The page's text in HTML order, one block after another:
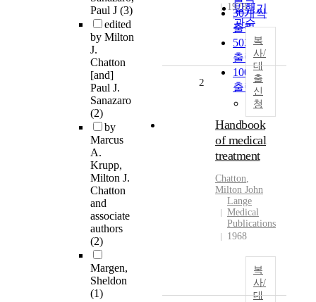
Paul J (3)
edited
by Milton
J.
Chatton
[and]
Paul J.
Sanazaro
(2)
by
Marcus
A.
Krupp,
Milton J.
Chatton
and
associate
authors
(2)
Margen,
Sheldon
(1)
발행기
관순
30개씩
출력
50개씩
출력
100개씩
출력
1970
복
사/
대
출
신
청
2
Handbook
of medical
treatment
Chatton,
Milton John
Lange
Medical
Publications
1968
복
사/
대